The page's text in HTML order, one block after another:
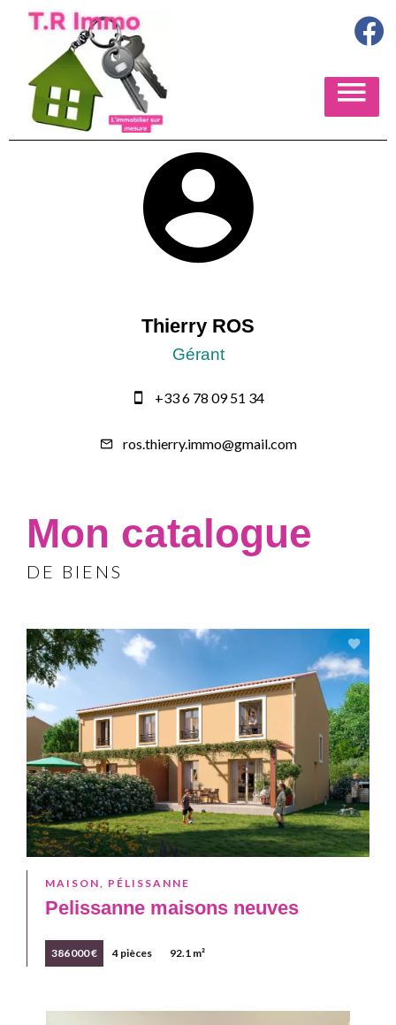
Thierry ROS
Gérant
+33 6 78 09 51 34
ros.thierry.immo@gmail.com
Mon catalogue
DE BIENS
MAISON, PÉLISSANNE
Pelissanne maisons neuves
386 000 € 4 pièces 92.1 m²